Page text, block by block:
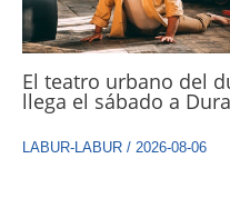
El teatro urbano del
llega el sábado a
LABUR-LABUR / 2026-08-06